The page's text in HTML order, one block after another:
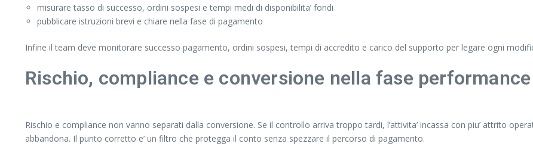
misurare tasso di successo, ordini sospesi e tempi medi di disponibilita’ fondi
pubblicare istruzioni brevi e chiare nella fase di pagamento
Infine il team deve monitorare successo pagamento, ordini sospesi, tempi di accredito e carico del supporto per legare ogni
Rischio, compliance e conversione nella fase
Rischio e compliance non vanno separati dalla conversione. Se il controllo arriva troppo tardi, l’attivita’ incassa con piu’ attrito
abbandona. Il punto corretto e’ un filtro che protegga il conto senza spezzare il percorso di pagamento.